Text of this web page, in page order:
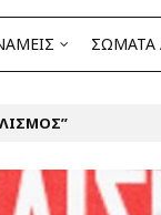
ΣΩΜΑΤΑ